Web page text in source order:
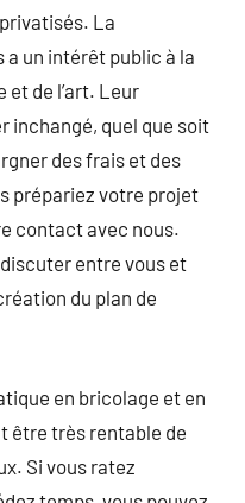
La
un intérêt public à la
et de l’art. Leur
inchangé, quel que soit
des frais et des
prépariez votre projet
contact avec nous.
entre vous et
du plan de
en bricolage et en
être très rentable de
Si vous ratez